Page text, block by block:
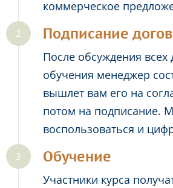
коммерческое
Подписание
После обсуждения всех
обучения менеджер
вышлет вам его на
потом на подписание.
воспользоваться и
Обучение
Участники курса